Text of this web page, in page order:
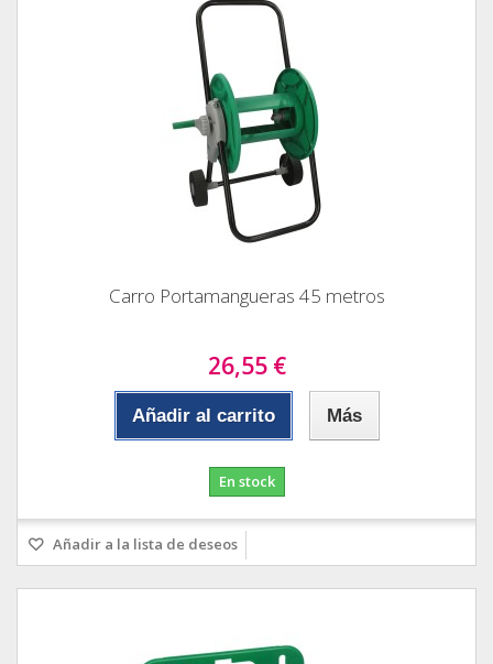
Carro Portamangueras 45 metros
26,55 €
Añadir al carrito Más
En stock
Añadir a la lista de deseos